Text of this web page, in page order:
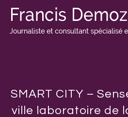
SMART CITY –
ville laboratoire de